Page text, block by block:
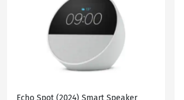
Echo Spot (2024) Smart Speaker